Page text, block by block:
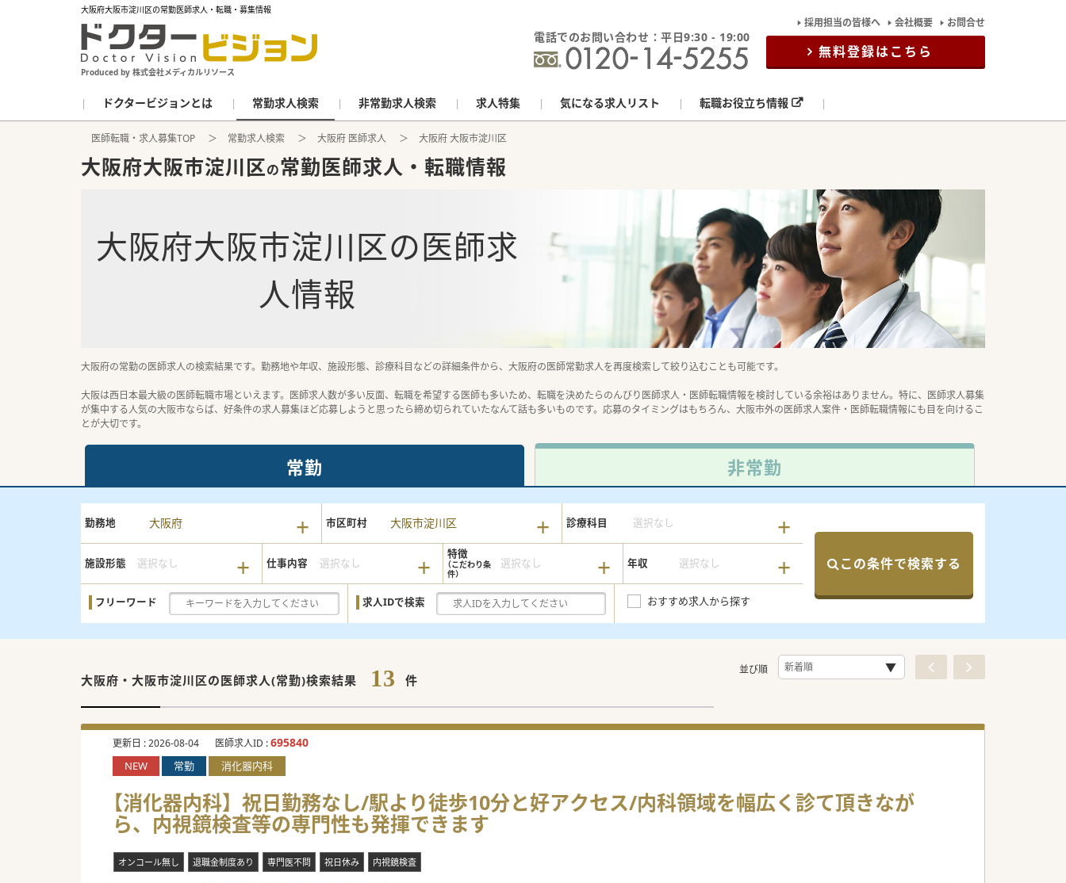
大阪府大阪市淀川区の常勤医師求人・転職・募集情報
Produced by 株式会社メディカルリソース
電話でのお問い合わせ：平日9:30 - 19:00
採用担当の皆様へ 会社概要 お問合せ
無料登録はこちら
ドクタービジョンとは 常勤求人検索 非常勤求人検索 求人特集 気になる求人リスト 転職お役立ち情報
医師転職・求人募集TOP 常勤求人検索 大阪府 医師求人 大阪府 大阪市淀川区
大阪府大阪市淀川区の常勤医師求人・転職情報
大阪府大阪市淀川区の医師求
人情報
大阪府の常勤の医師求人の検索結果です。勤務地や年収、施設形態、診療科目などの詳細条件から、大阪府の医師常勤求人を再度検索して絞り込むことも可能です。
大阪は西日本最大級の医師転職市場といえます。医師求人数が多い反面、転職を希望する医師も多いため、転職を決めたらのんびり医師求人・医師転職情報を検討している余裕はありません。特に、医師求人募集
が集中する人気の大阪市ならば、好条件の求人募集ほど応募しようと思ったら締め切られていたなんて話も多いものです。応募のタイミングはもちろん、大阪市外の医師求人案件・医師転職情報にも目を向けるこ
とが大切です。
常勤 非常勤
勤務地 大阪府 市区町村 大阪市淀川区 診療科目 選択なし
施設形態 選択なし 仕事内容 選択なし
特徴
選択なし 年収 選択なし
フリーワード 求人IDで検索 おすすめ求人から探す
この条件で検索する
大阪府・大阪市淀川区の医師求人(常勤)検索結果 13 件
並び順
更新日 :2026-08-04 医師求人ID :695840
NEW 常勤 消化器内科
【消化器内科】祝日勤務なし/駅より徒歩10分と好アクセス/内科領域を幅広く診て頂きなが
ら、内視鏡検査等の専門性も発揮できます
オンコール無し 退職金制度あり 専門医不問 祝日休み 内視鏡検査